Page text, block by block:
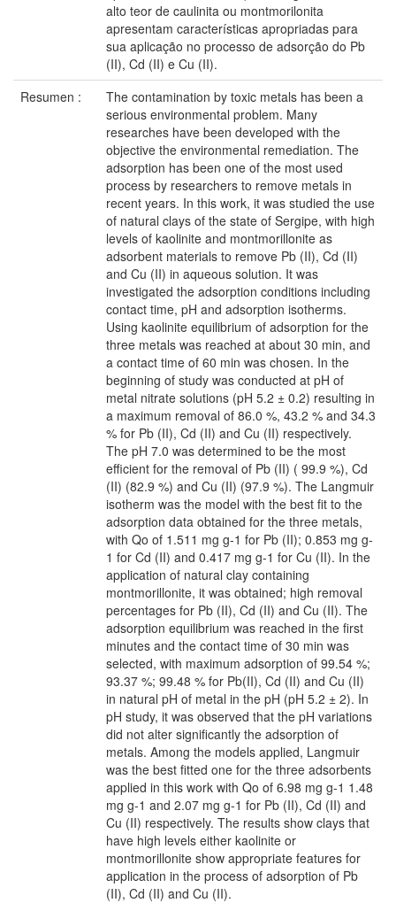
alto teor de caulinita ou montmorilonita
apresentam características apropriadas para
sua aplicação no processo de adsorção do Pb
(II), Cd (II) e Cu (II).
Resumen :
The contamination by toxic metals has been a
serious environmental problem. Many
researches have been developed with the
objective the environmental remediation. The
adsorption has been one of the most used
process by researchers to remove metals in
recent years. In this work, it was studied the use
of natural clays of the state of Sergipe, with high
levels of kaolinite and montmorillonite as
adsorbent materials to remove Pb (II), Cd (II)
and Cu (II) in aqueous solution. It was
investigated the adsorption conditions including
contact time, pH and adsorption isotherms.
Using kaolinite equilibrium of adsorption for the
three metals was reached at about 30 min, and
a contact time of 60 min was chosen. In the
beginning of study was conducted at pH of
metal nitrate solutions (pH 5.2 ± 0.2) resulting in
a maximum removal of 86.0 %, 43.2 % and 34.3
% for Pb (II), Cd (II) and Cu (II) respectively.
The pH 7.0 was determined to be the most
efficient for the removal of Pb (II) ( 99.9 %), Cd
(II) (82.9 %) and Cu (II) (97.9 %). The Langmuir
isotherm was the model with the best fit to the
adsorption data obtained for the three metals,
with Qo of 1.511 mg g-1 for Pb (II); 0.853 mg g-
1 for Cd (II) and 0.417 mg g-1 for Cu (II). In the
application of natural clay containing
montmorillonite, it was obtained; high removal
percentages for Pb (II), Cd (II) and Cu (II). The
adsorption equilibrium was reached in the first
minutes and the contact time of 30 min was
selected, with maximum adsorption of 99.54 %;
93.37 %; 99.48 % for Pb(II), Cd (II) and Cu (II)
in natural pH of metal in the pH (pH 5.2 ± 2). In
pH study, it was observed that the pH variations
did not alter significantly the adsorption of
metals. Among the models applied, Langmuir
was the best fitted one for the three adsorbents
applied in this work with Qo of 6.98 mg g-1 1.48
mg g-1 and 2.07 mg g-1 for Pb (II), Cd (II) and
Cu (II) respectively. The results show clays that
have high levels either kaolinite or
montmorillonite show appropriate features for
application in the process of adsorption of Pb
(II), Cd (II) and Cu (II).